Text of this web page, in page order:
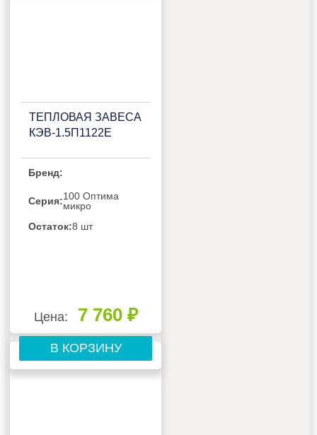
ТЕПЛОВАЯ ЗАВЕСА
КЭВ-1.5П1122E
Бренд:
Серия:100 Оптима
микро
Остаток:8 шт
Цена: 7 760 ₽
В КОРЗИНУ